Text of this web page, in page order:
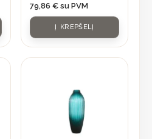
79,86 € su PVM
Į KREPŠELĮ